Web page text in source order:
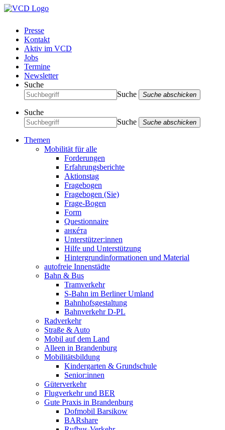
Presse
Kontakt
Aktiv im VCD
Jobs
Termine
Newsletter
Suche
Suche
Suche abschicken
Suche
Suche
Suche abschicken
Themen
Mobilität für alle
Forderungen
Erfahrungsberichte
Aktionstag
Fragebogen
Fragebogen (Sie)
Frage-Bogen
Form
Questionnaire
анкéта
Unterstützer:innen
Hilfe und Unterstützung
Hintergrundinformationen und Material
autofreie Innenstädte
Bahn & Bus
Tramverkehr
S-Bahn im Berliner Umland
Bahnhofsgestaltung
Bahnverkehr D-PL
Radverkehr
Straße & Auto
Mobil auf dem Land
Alleen in Brandenburg
Mobilitätsbildung
Kindergarten & Grundschule
Senior:innen
Güterverkehr
Flugverkehr und BER
Gute Praxis in Brandenburg
Dofmobil Barsikow
BARshare